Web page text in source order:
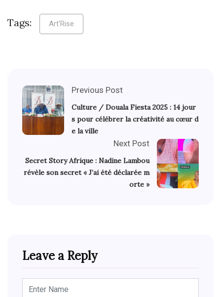
Tags: Art'Rise
Previous Post
Culture / Douala Fiesta 2025 : 14 jour
s pour célébrer la créativité au cœur d
e la ville
Next Post
Secret Story Afrique : Nadine Lambou
révèle son secret « J’ai été déclarée m
orte »
Leave a Reply